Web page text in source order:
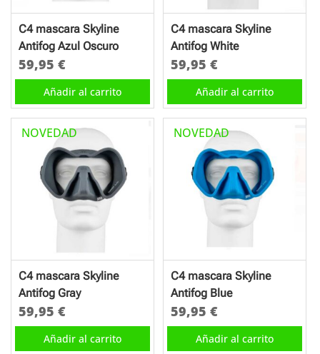
en
la
de
producto
C4 mascara Skyline
Antifog Azul Oscuro
59,95 €
Añadir al carrito
C4 mascara Skyline
Antifog White
59,95€
Añadir al carrito
NOVEDAD
C4 mascara Skyline
Antifog Gray
59,95 €
Añadir al carrito
NOVEDAD
C4 mascara Skyline
Antifog Blue
59,95€
Añadir al carrito